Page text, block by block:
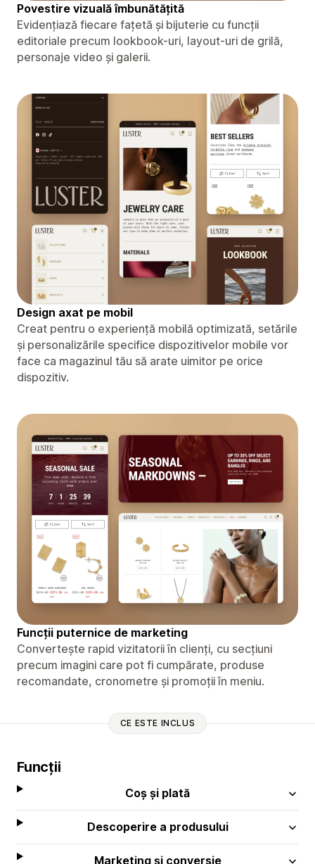
Povestire vizuală îmbunătățită
Evidențiază fiecare fațetă și bijuterie cu funcții
editoriale precum lookbook-uri, layout-uri de grilă,
personaje video și galerii.
Design axat pe mobil
Creat pentru o experiență mobilă optimizată, setările
și personalizările specifice dispozitivelor mobile vor
face ca magazinul tău să arate uimitor pe orice
dispozitiv.
Funcții puternice de marketing
Convertește rapid vizitatorii în clienți, cu secțiuni
precum imagini care pot fi cumpărate, produse
recomandate, cronometre și promoții în meniu.
CE ESTE INCLUS
Funcții
Coș și plată
Descoperire a produsului
Marketing și conversie